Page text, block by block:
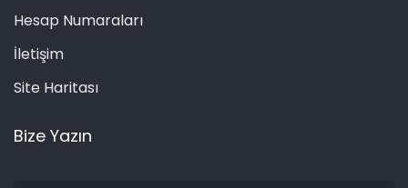
Hesap Numaraları
İletişim
Site Haritası
Bize Yazın